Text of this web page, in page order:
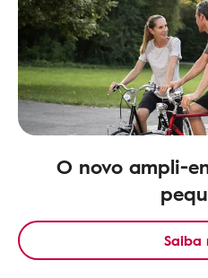
O novo ampli-
Saiba